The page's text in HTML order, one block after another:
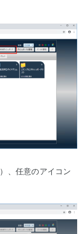
）、任意のアイコン